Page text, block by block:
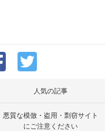
人気の記事
悪質な模倣・盗用・剽窃サイト
にご注意ください